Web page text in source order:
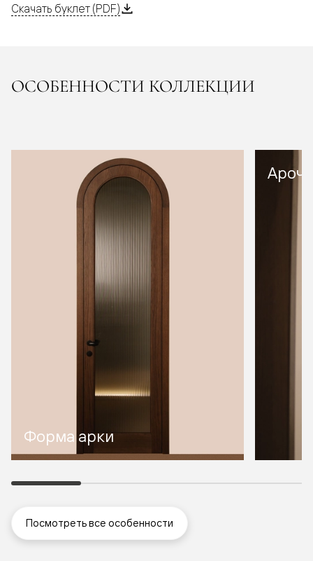
Скачать буклет (PDF)
ОСОБЕННОСТИ КОЛЛЕКЦИИ
Форма арки
Посмотреть все особенности